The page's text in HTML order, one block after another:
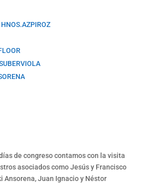
de congreso contamos con la visita
asociados como Jesús y Francisco
Ansorena, Juan Ignacio y Néstor